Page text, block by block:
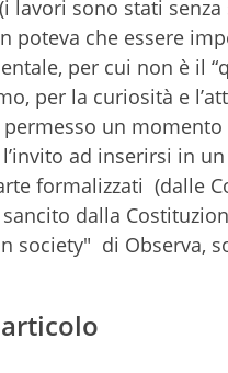
sono stati
poteva che essere
per cui non è il
per la curiosità e
permesso un
ad inserirsi in
formalizzati (dalle
dalla
society" di Observa,